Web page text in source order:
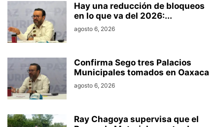
Hay una reducción de bloqueos
en lo que va del 2026:...
agosto 6, 2026
Confirma Sego tres Palacios
Municipales tomados en Oaxaca
agosto 6, 2026
Ray Chagoya supervisa que el